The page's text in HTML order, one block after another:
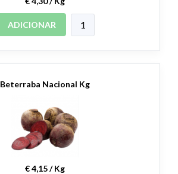
ADICIONAR
Beterraba Nacional Kg
€ 4,15 / Kg